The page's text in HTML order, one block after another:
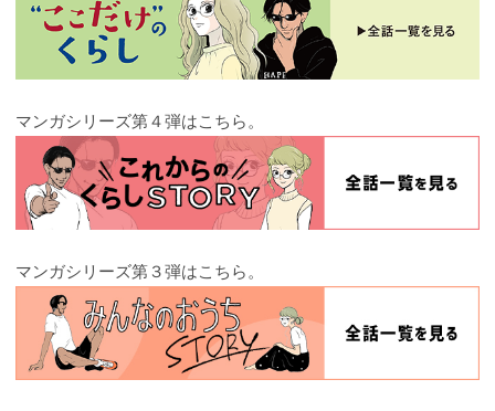
マンガシリーズ第４弾はこちら。
マンガシリーズ第３弾はこちら。